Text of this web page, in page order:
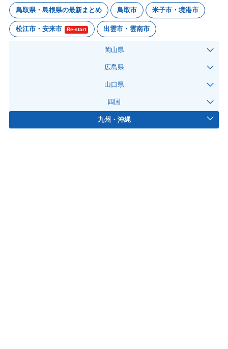
鳥取県・島根県の最新まとめ 鳥取市 米子市・境港市
松江市・安来市 Re-start 出雲市・雲南市
岡山県
広島県
山口県
四国
九州・沖縄